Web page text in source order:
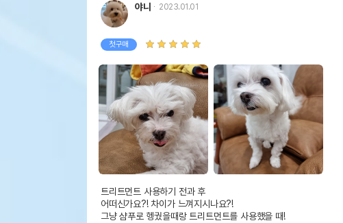
야니 2023.01.01
첫구매
트리트먼트 사용하기 전과 후
어떠신가요?! 차이가 느껴지시나요?!
그냥 샴푸로 헹궜을때랑 트리트먼트를 사용했을 때!